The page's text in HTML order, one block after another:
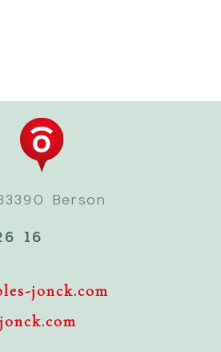
Berson
16
jonck.com